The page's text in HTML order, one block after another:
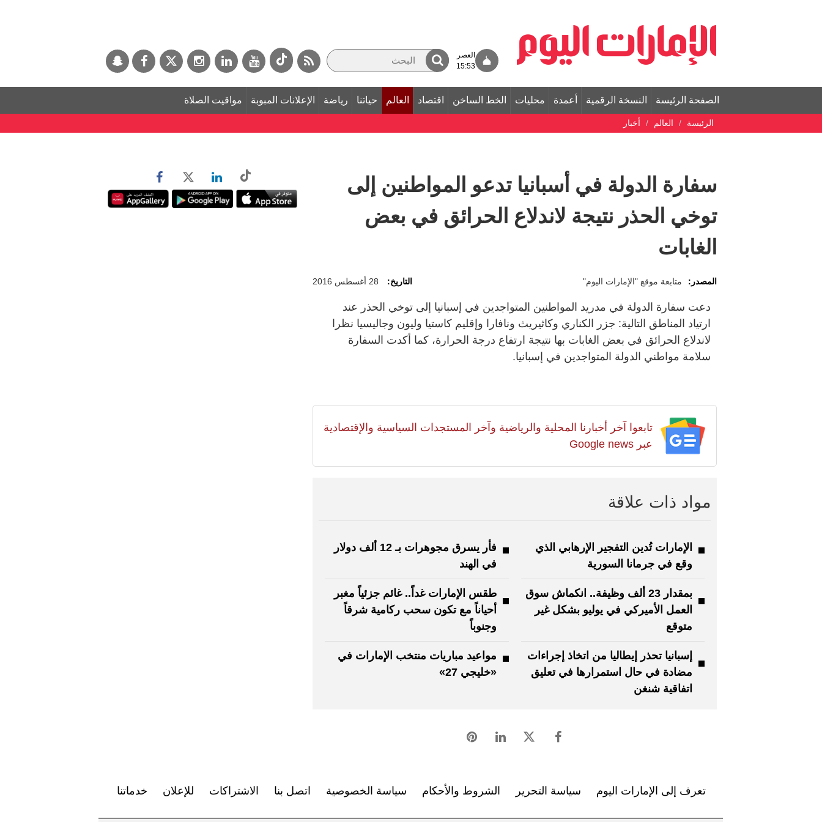
العصر
15:53
الصفحة الرئيسة النسخة الرقمية أعمدة محليات الخط الساخن اقتصاد العالم حياتنا رياضة الإعلانات المبوبة مواقيت الصلاة
الرئيسة العالم أخبار
سفارة الدولة في أسبانيا تدعو المواطنين إلى
توخي الحذر نتيجة لاندلاع الحرائق في بعض
الغابات
المصدر: متابعة موقع "الإمارات اليوم" التاريخ: 28 أغسطس 2016
دعت سفارة الدولة في مدريد المواطنين المتواجدين في إسبانيا إلى توخي الحذر عند
ارتياد المناطق التالية: جزر الكناري وكاثيريث ونافارا وإقليم كاستيا وليون وجاليسيا نظرا
لاندلاع الحرائق في بعض الغابات بها نتيجة ارتفاع درجة الحرارة، كما أكدت السفارة
سلامة مواطني الدولة المتواجدين في إسبانيا.
تابعوا آخر أخبارنا المحلية والرياضية وآخر المستجدات السياسية والإقتصادية
عبر Google news
مواد ذات علاقة
الإمارات تُدين التفجير الإرهابي الذي
وقع في جرمانا السورية
فأر يسرق مجوهرات بـ 12 ألف دولار
في الهند
بمقدار 23 ألف وظيفة.. انكماش سوق
العمل الأميركي في يوليو بشكل غير
متوقع
طقس الإمارات غداً.. غائم جزئياً مغبر
أحياناً مع تكون سحب ركامية شرقاً
وجنوباً
إسبانيا تحذر إيطاليا من اتخاذ إجراءات
مضادة في حال استمرارها في تعليق
اتفاقية شنغن
مواعيد مباريات منتخب الإمارات في
«خليجي 27»
تعرف إلى الإمارات اليوم سياسة التحرير الشروط والأحكام سياسة الخصوصية اتصل بنا الاشتراكات للإعلان خدماتنا